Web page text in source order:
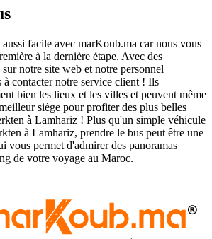
facile avec marKoub.ma car nous vous
à la dernière étape. Avec des
notre site web et notre personnel
à contacter notre service client ! Ils
bien les lieux et les villes et peuvent même
siège pour profiter des plus belles
à Lamhariz ! Plus qu'un simple véhicule
à Lamhariz, prendre le bus peut être une
vous permet d'admirer des panoramas
de votre voyage au Maroc.